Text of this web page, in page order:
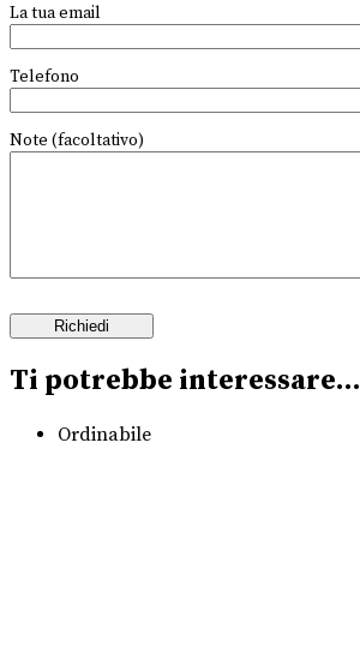
La tua email
Telefono
Note (facoltativo)
Ti potrebbe interessare…
Ordinabile